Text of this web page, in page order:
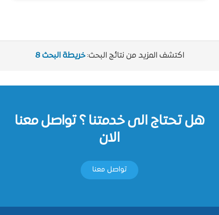
اكتشف المزيد من نتائج البحث:خريطة البحث 8
هل تحتاج الى خدمتنا ؟ تواصل معنا
الان
تواصل معنا